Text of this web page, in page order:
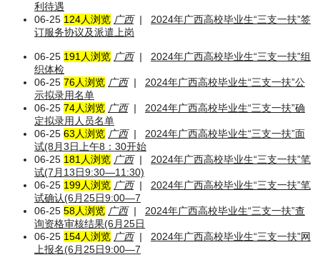
利待遇
06-25 124人浏览 广西|
2024年广西高校毕业生“三支一扶”签
订服务协议及派遣上岗
06-25 191人浏览 广西|
2024年广西高校毕业生“三支一扶”组
织体检
06-25 76人浏览 广西|
2024年广西高校毕业生“三支一扶”公
示拟录用名单
06-25 74人浏览 广西|
2024年广西高校毕业生“三支一扶”确
定拟录用人员名单
06-25 63人浏览 广西|
2024年广西高校毕业生“三支一扶”面
试(8月3日上午8：30开始
06-25 181人浏览 广西|
2024年广西高校毕业生“三支一扶”笔
试(7月13日9:30—11:30)
06-25 199人浏览 广西|
2024年广西高校毕业生“三支一扶”笔
试确认(6月25日9:00—7
06-25 58人浏览 广西|
2024年广西高校毕业生“三支一扶”查
询资格审核结果(6月25日
06-25 154人浏览 广西|
2024年广西高校毕业生“三支一扶”网
上报名(6月25日9:00—7